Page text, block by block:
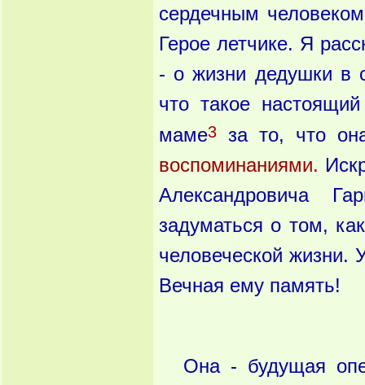
сердечным
Герое летчике. Я
- о жизни дедушки в
что такое
маме3 за то, что
воспоминаниями.
Александровича
задуматься о том,
человеческой
Вечная ему память!
Она - будущая